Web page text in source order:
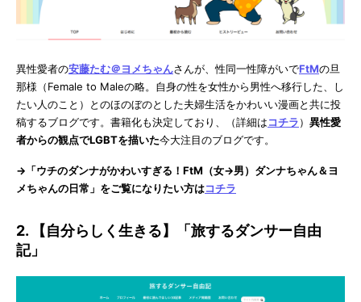
異性愛者の安藤たむ＠ヨメちゃんさんが、性同一性障がいでFtMの旦
那様（Female to Maleの略。自身の性を女性から男性へ移行した、し
たい人のこと）とのほのぼのとした夫婦生活をかわいい漫画と共に投
稿するブログです。書籍化も決定しており、（詳細はコチラ） 異性愛
者からの観点でLGBTを描いた今大注目のブログです。
→「ウチのダンナがかわいすぎる！FtM（女→男）ダンナちゃん＆ヨ
メちゃんの日常」をご覧になりたい方はコチラ
2. 【自分らしく生きる】「旅するダンサー自由
記」